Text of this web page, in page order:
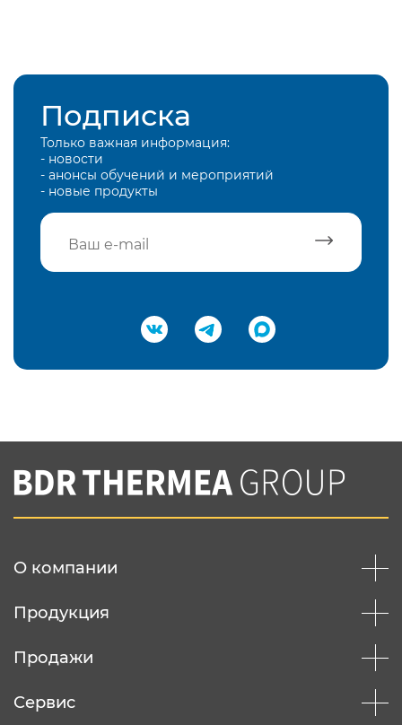
Подписка
Только важная информация:
- новости
- анонсы обучений и мероприятий
- новые продукты
Подтвердить e-mail
Вы соглашаетесь с нашей политикой
конфеденциальности
О компании
Продукция
Продажи
Сервис